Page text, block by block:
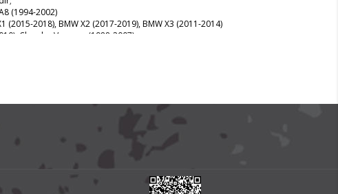
(1994-2002)
(2015-2018), BMW X2 (2017-2019), BMW X3 (2011-2014)
Chrysler Voyager (1988-2007)
Mercedes Vito 2004-2019)